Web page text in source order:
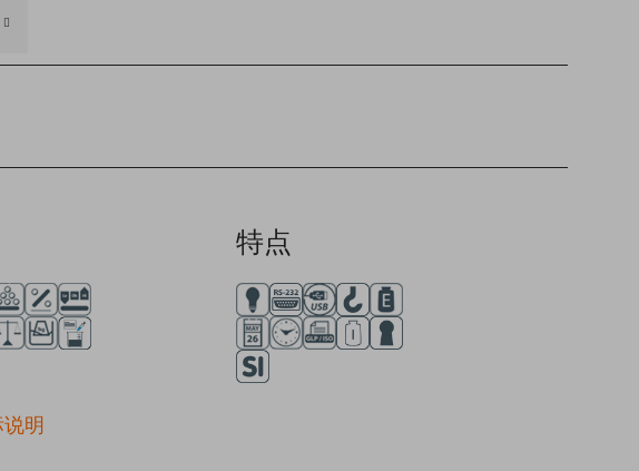
特点
明